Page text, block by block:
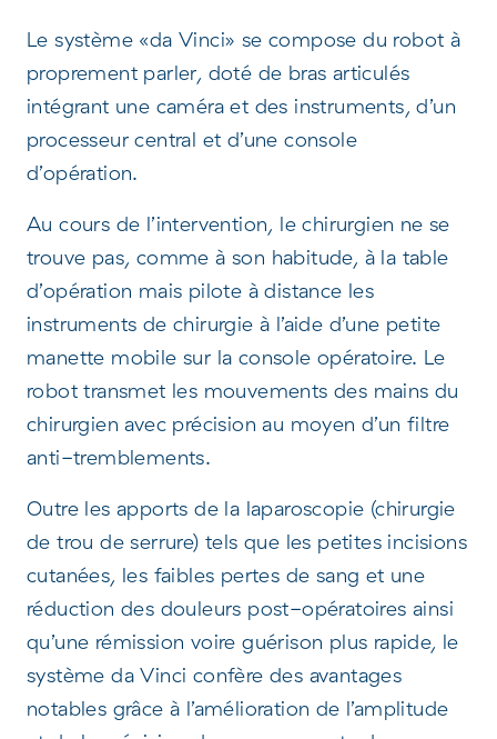
Le système «da Vinci» se compose du robot à
proprement parler, doté de bras articulés
intégrant une caméra et des instruments, d’un
processeur central et d’une console
d’opération.
Au cours de l’intervention, le chirurgien ne se
trouve pas, comme à son habitude, à la table
d’opération mais pilote à distance les
instruments de chirurgie à l’aide d’une petite
manette mobile sur la console opératoire. Le
robot transmet les mouvements des mains du
chirurgien avec précision au moyen d’un filtre
anti-tremblements.
Outre les apports de la laparoscopie (chirurgie
de trou de serrure) tels que les petites incisions
cutanées, les faibles pertes de sang et une
réduction des douleurs post-opératoires ainsi
qu’une rémission voire guérison plus rapide, le
système da Vinci confère des avantages
notables grâce à l’amélioration de l’amplitude